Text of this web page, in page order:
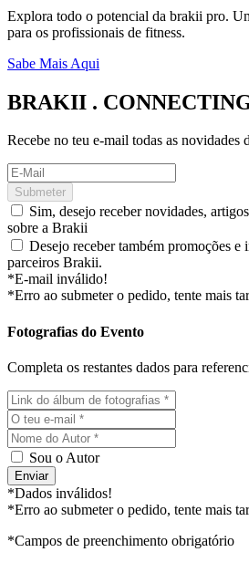
Explora todo o potencial da brakii pro.
para os profissionais de fitness.
Sabe Mais Aqui
BRAKII .
Recebe no teu e-mail todas as novidades
Submeter
Sim, desejo receber novidades,
sobre a Brakii
Desejo receber também promoções e
parceiros Brakii.
*E-mail inválido!
*Erro ao submeter o pedido, tente mais
Fotografias do Evento
Completa os restantes dados para
Sou o Autor
Enviar
*Dados inválidos!
*Erro ao submeter o pedido, tente mais
*Campos de preenchimento obrigatório